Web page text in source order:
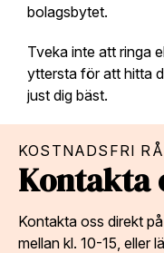
bolagsbytet.
Tveka inte att ringa
yttersta för att hitta
just dig bäst.
KOSTNADSFRI
Kontakta
Kontakta oss direkt på
mellan kl. 10-15, eller